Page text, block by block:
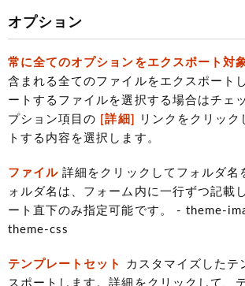
オプション
常に全てのオプションをエクスポート対
含まれる全てのファイルをエクスポート
ートするファイルを選択する場合はチェ
プション項目の [詳細]
リンクをクリック
トする内容を選択します。
ファイル 詳細をクリックしてフォルダ名
ォルダ名は、フォーム内に一行ずつ記載
ート直下のみ指定可能です。 - theme-
theme-css
テンプレートセット
カスタマイズしたテ
スポートします。詳細をクリックして、